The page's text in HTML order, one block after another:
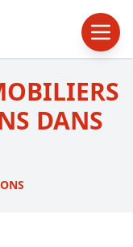
DANS